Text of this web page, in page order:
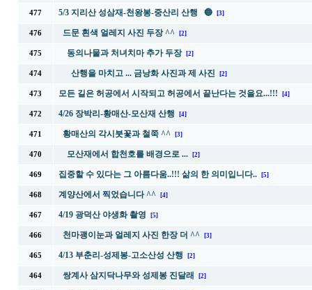
477 5/3 지리산 성삼재-천왕봉-중산리 산행 🔵 [3]
476 드문 흰색 얼레지 사진 두장 ^^ [2]
475 동의나물과 처녀치마 추가 두장 [2]
474 산행을 마치고 ... 금낭화 사진과 제 사진 [2]
473 모든 길은 허공에서 시작되고 허공에서 끝난다는 것을요...!!! [4]
472 4/26 장박리-황매산-모산재 산행 [4]
471 황매산의 각시붓꽃과 철쭉 ^^ [3]
470 모산재에서 합천호를 배경으로 ... [2]
469 집중할 수 있다는 그 아름다움..!!! 삶의 한 의미입니다.. [5]
468 계양산에서 찍었습니다 ^^ [4]
467 4/19 광덕산 야생화 촬영 [5]
466 천마괭이눈과 얼레지 사진 한장 더 ^^ [3]
465 4/13 부춘리-성제봉-고소산성 산행 [2]
464 쌍계사 삼지닥나무와 성제봉 진달래 [2]